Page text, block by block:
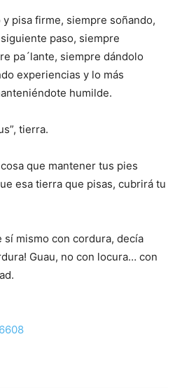
pisa firme, siempre soñando,
paso, siempre
pa´lante, siempre dándolo
experiencias y lo más
humilde.
tierra.
que mantener tus pies
esa tierra que pisas, cubrirá tu
sí mismo con cordura, decía
Guau, no con locura… con